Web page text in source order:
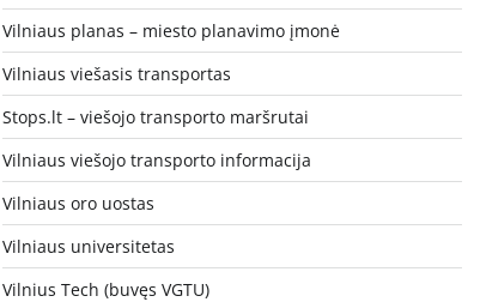
Vilniaus planas – miesto planavimo įmonė
Vilniaus viešasis transportas
Stops.lt – viešojo transporto maršrutai
Vilniaus viešojo transporto informacija
Vilniaus oro uostas
Vilniaus universitetas
Vilnius Tech (buvęs VGTU)